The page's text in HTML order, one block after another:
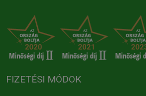
FIZETÉSI MÓDOK